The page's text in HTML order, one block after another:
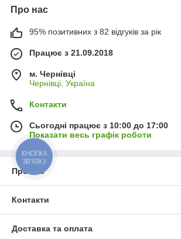
Про нас
95% позитивних з 82 відгуків за рік
Працює з 21.09.2018
м. Чернівці
Чернівці, Україна
Контакти
Сьогодні працює з 10:00 до 17:00
Показати весь графік роботи
Про нас
Контакти
Доставка та оплата
КНОПКА
ЗВ'ЯЗКУ